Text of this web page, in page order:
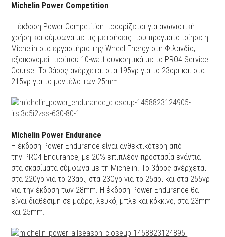
Μichelin Power Competition
H έκδοση Power Competition προορίζεται για αγωνιστική
χρήση και σύμφωνα με τις μετρήσεις που πραγματοποίησε η
Michelin στα εργαστήρια της Wheel Energy στη Φιλανδία,
εξοικονομεί περίπου 10-watt συγκρητικά με το PRO4 Service
Course. Το βάρος ανέρχεται στα 195γρ για το 23αρι και στα
215γρ για το μοντέλο των 25mm.
Μichelin Power Endurance
Η έκδοση Power Endurance είναι ανθεκτικότερη από
την PRO4 Endurance, με 20% επιπλέον προστασία ενάντια
στα σκασίματα σύμφωνα με τη Michelin. Το βάρος ανέρχεται
στα 220γρ για το 23αρι, στα 230γρ για το 25αρι και στα 255γρ
για την έκδοση των 28mm. Η έκδοση Power Endurance θα
είναι διαθέσιμη σε μαύρο, λευκό, μπλε και κόκκινο, στα 23mm
και 25mm.